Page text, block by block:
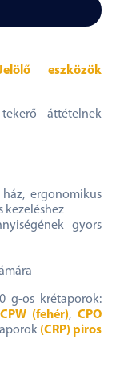
eszközök
áttételnek
ergonomikus
kezeléshez
gyors
g-os krétaporok:
CPW (fehér), CPO
(CRP) piros